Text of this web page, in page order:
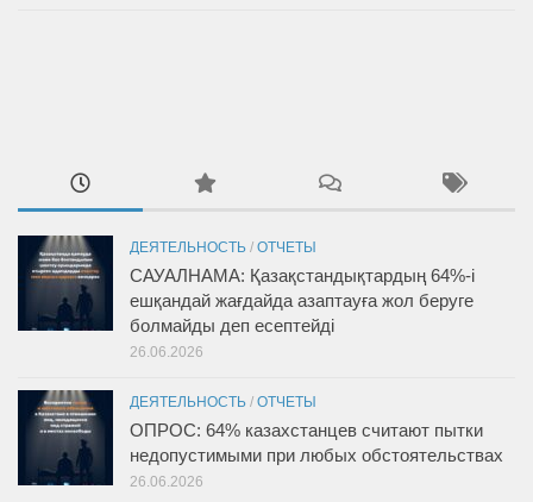
ДЕЯТЕЛЬНОСТЬ / ОТЧЕТЫ
САУАЛНАМА: Қазақстандықтардың 64%-і
ешқандай жағдайда азаптауға жол беруге
болмайды деп есептейді
26.06.2026
ДЕЯТЕЛЬНОСТЬ / ОТЧЕТЫ
ОПРОС: 64% казахстанцев считают пытки
недопустимыми при любых обстоятельствах
26.06.2026